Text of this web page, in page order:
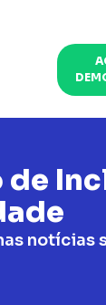
de
notícias